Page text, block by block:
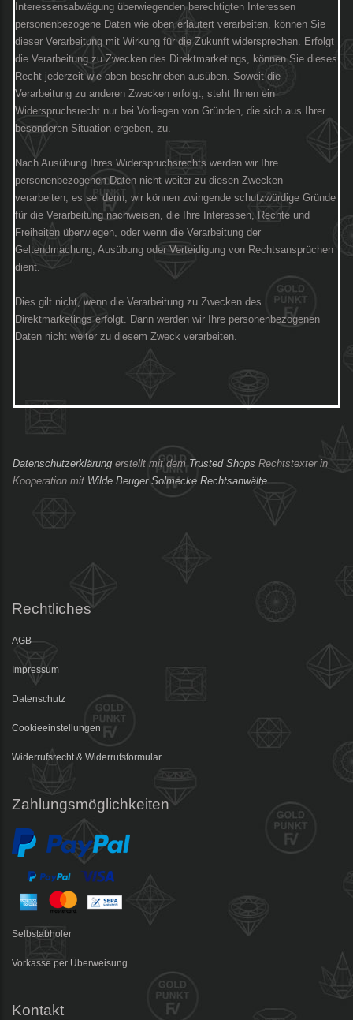
Interessensabwägung überwiegenden berechtigten Interessen
personenbezogene Daten wie oben erläutert verarbeiten, können Sie
dieser Verarbeitung mit Wirkung für die Zukunft widersprechen. Erfolgt
die Verarbeitung zu Zwecken des Direktmarketings, können Sie dieses
Recht jederzeit wie oben beschrieben ausüben. Soweit die
Verarbeitung zu anderen Zwecken erfolgt, steht Ihnen ein
Widerspruchsrecht nur bei Vorliegen von Gründen, die sich aus Ihrer
besonderen Situation ergeben, zu.
Nach Ausübung Ihres Widerspruchsrechts werden wir Ihre
personenbezogenen Daten nicht weiter zu diesen Zwecken
verarbeiten, es sei denn, wir können zwingende schutzwürdige Gründe
für die Verarbeitung nachweisen, die Ihre Interessen, Rechte und
Freiheiten überwiegen, oder wenn die Verarbeitung der
Geltendmachung, Ausübung oder Verteidigung von Rechtsansprüchen
dient.
Dies gilt nicht, wenn die Verarbeitung zu Zwecken des
Direktmarketings erfolgt. Dann werden wir Ihre personenbezogenen
Daten nicht weiter zu diesem Zweck verarbeiten.
Datenschutzerklärung erstellt mit dem Trusted Shops Rechtstexter in
Kooperation mit Wilde Beuger Solmecke Rechtsanwälte.
Rechtliches
AGB
Impressum
Datenschutz
Cookieeinstellungen
Widerrufsrecht & Widerrufsformular
Zahlungsmöglichkeiten
Selbstabholer
Vorkasse per Überweisung
Kontakt